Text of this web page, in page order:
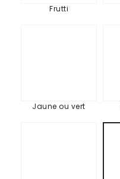
Frutti
Jaune ou vert